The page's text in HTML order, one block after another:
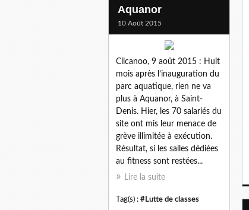
Aquanor
10 Août 2015
Clicanoo, 9 août 2015 : Huit
mois après l’inauguration du
parc aquatique, rien ne va
plus à Aquanor, à Saint-
Denis. Hier, les 70 salariés du
site ont mis leur menace de
grève illimitée à exécution.
Résultat, si les salles dédiées
au fitness sont restées...
Lire la suite
Tag(s) : #Lutte de classes